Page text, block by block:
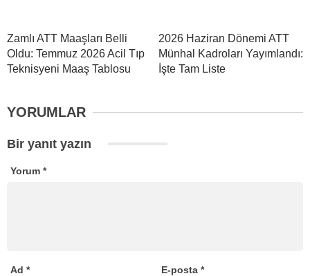
Zamlı ATT Maaşları Belli
Oldu: Temmuz 2026 Acil Tıp
Teknisyeni Maaş Tablosu
2026 Haziran Dönemi ATT
Münhal Kadroları Yayımlandı:
İşte Tam Liste
YORUMLAR
Bir yanıt yazın
Yorum *
Ad * E-posta*